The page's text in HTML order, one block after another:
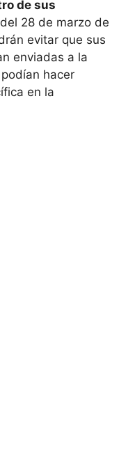
de sus
28 de marzo de
evitar que sus
enviadas a la
hacer
en la